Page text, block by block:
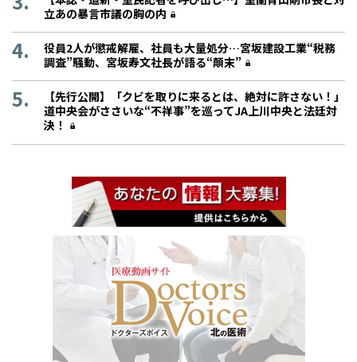
立あの暴言市議の胸の内
役員2人が懲戒解雇、社員も大量処分…宮坂建設工業“税務
調査”騒動、宮坂寿文社長が語る“顛末”
【先行公開】「クビを取りに来るとは、絶対に許さない！」
道中央会がささいな“不祥事”を巡ってJA上川中央と法廷対
決！